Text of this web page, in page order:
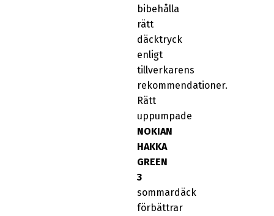
bibehålla
rätt
däcktryck
enligt
tillverkarens
rekommendationer.
Rätt
uppumpade
NOKIAN
HAKKA
GREEN
3
sommardäck
förbättrar